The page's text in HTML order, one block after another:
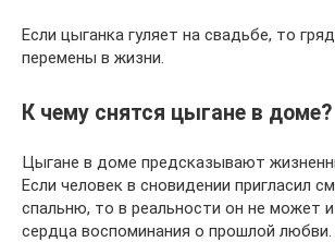
Если цыганка гуляет на свадьбе, то
перемены в жизни.
К чему снятся цыгане в доме?
Цыгане в доме предсказывают
Если человек в сновидении пригласил
спальню, то в реальности он не может
сердца воспоминания о прошлой